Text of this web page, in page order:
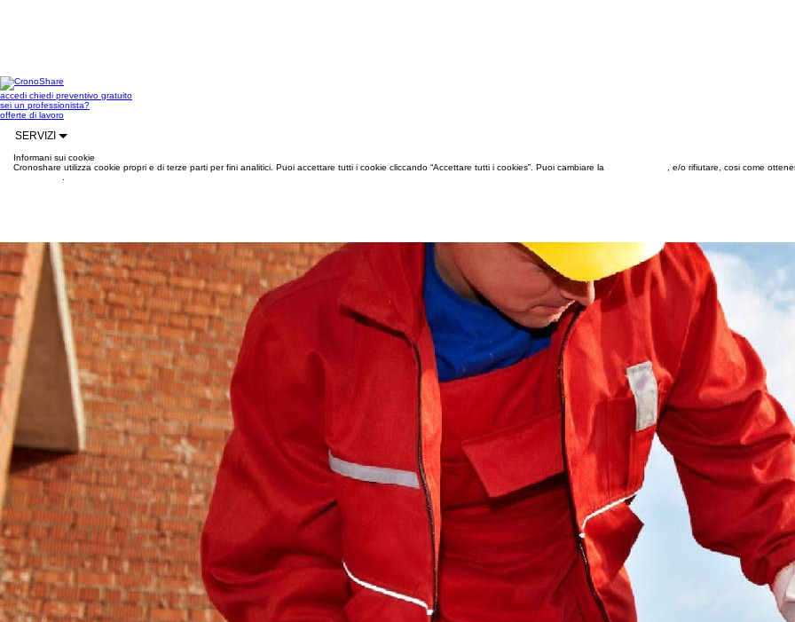
accedi chiedi preventivo gratuito
sei un professionista?
offerte di lavoro
SERVIZI
Informani sui cookie
Cronoshare utilizza cookie propri e di terze parti per fini analitici. Puoi accettare tutti i cookie cliccando “Accettare tutti i cookies”. Puoi cambiare la
, e/o rifiutare, cosi come